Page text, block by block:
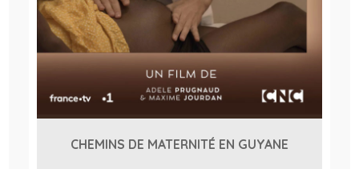
CHEMINS DE MATERNITÉ EN GUYANE